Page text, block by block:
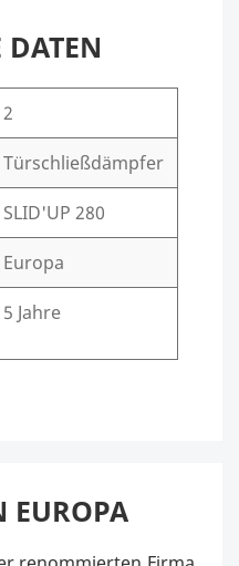
DATEN
2
Türschließdämpfer
SLID'UP 280
Europa
5 Jahre
EUROPA